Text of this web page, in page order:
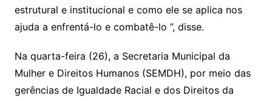
estrutural e institucional e como ele se aplica nos
ajuda a enfrentá-lo e combatê-lo ”, disse.
Na quarta-feira (26), a Secretaria Municipal da
Mulher e Direitos Humanos (SEMDH), por meio das
gerências de Igualdade Racial e dos Direitos da